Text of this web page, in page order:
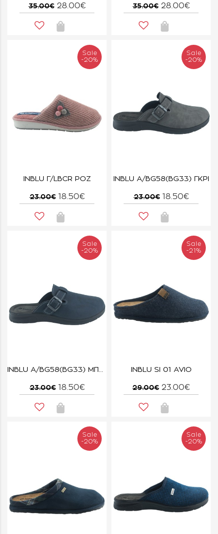
35.00€ 28.00€ 35.00€ 28.00€
Sale
-20%
INBLU Γ/LBCR ΡΟΖ
23.00€ 18.50€
Sale
-20%
INBLU A/BG58(BG33) ΓΚΡΙ
23.00€ 18.50€
Sale
-20%
INBLU A/BG58(BG33) ΜΠΛΕ
23.00€ 18.50€
Sale
-21%
INBLU SI 01 AVIO
29.00€ 23.00€
Sale
-20%
Sale
-20%